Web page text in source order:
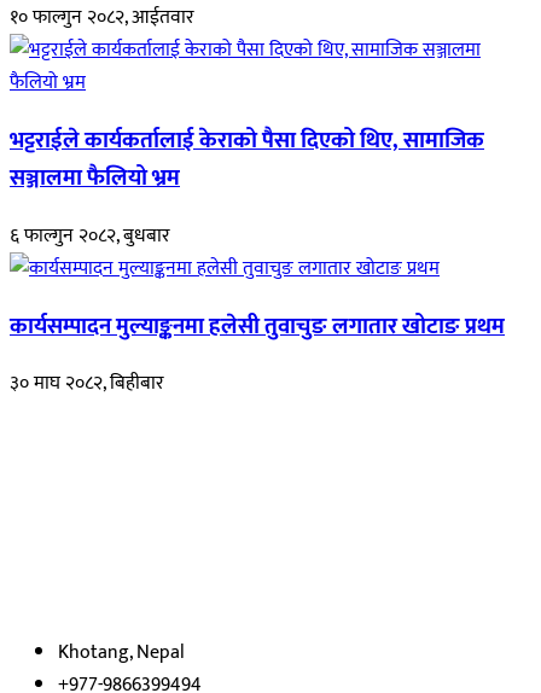
१० फाल्गुन २०८२, आईतवार
भट्टराईले कार्यकर्तालाई केराको पैसा दिएको थिए, सामाजिक
सञ्जालमा फैलियो भ्रम
६ फाल्गुन २०८२, बुधबार
कार्यसम्पादन मुल्याङ्कनमा हलेसी तुवाचुङ लगातार खोटाङ प्रथम
३० माघ २०८२, बिहीबार
Khotang, Nepal
+977-9866399494